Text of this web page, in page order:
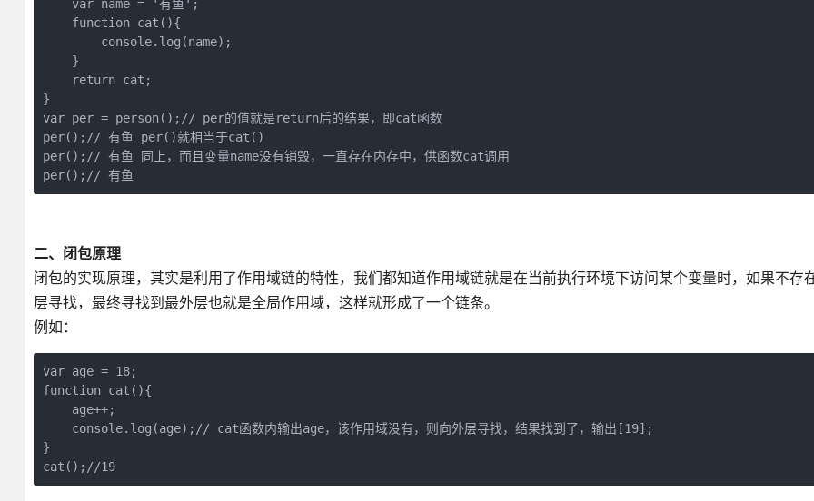
var name = '有鱼';
function cat(){
console.log(name);
}
return cat;
}
var per = person();// per的值就是return后的结果，即cat函数
per();// 有鱼 per()就相当于cat()
per();// 有鱼 同上，而且变量name没有销毁，一直存在内存中，供函数cat调用
per();// 有鱼
二、闭包原理
闭包的实现原理，其实是利用了作用域链的特性，我们都知道作用域链就是在当前执行环境下访问某个变量时，如果不存
层寻找，最终寻找到最外层也就是全局作用域，这样就形成了一个链条。
例如：
var age = 18;
function cat(){
age++;
console.log(age);// cat函数内输出age，该作用域没有，则向外层寻找，结果找到了，输出[19];
}
cat();//19